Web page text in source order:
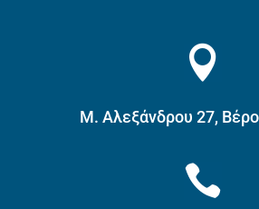

Μ. Αλεξάνδρου 27,
